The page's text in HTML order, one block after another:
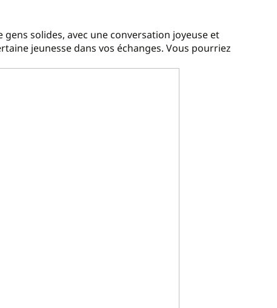
solides, avec une conversation joyeuse et
jeunesse dans vos échanges. Vous pourriez